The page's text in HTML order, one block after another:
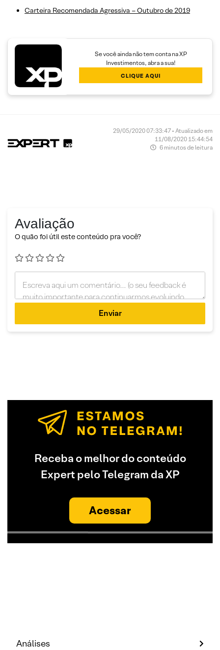
Carteira Recomendada Agressiva – Outubro de 2019
Se você ainda não tem conta na XP
Investimentos, abra a sua!
CLIQUE AQUI
29/05/2020 07:33:47 • Atualizado em
11/08/2020 15:44:54
6 minutos de leitura
Avaliação
O quão foi útil este conteúdo pra você?
Enviar
Receba o melhor do conteúdo
Expert pelo Telegram da XP
Acessar
Análises